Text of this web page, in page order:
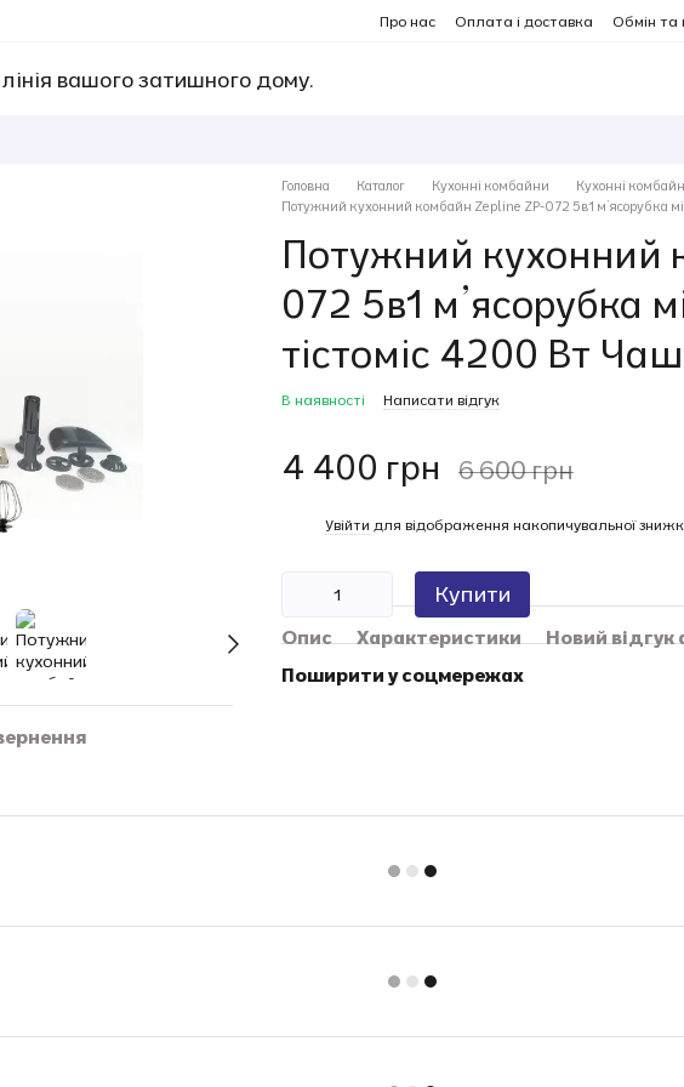
Про нас Оплата і доставка Обмін та
вашого затишного дому.
Головна Каталог Кухонні комбайни
Кухонні
Потужний кухонний комбайн Zepline ZP-072 5в1 м’ясорубка
Потужний кухонний
072 5в1 м’ясорубка
тістоміс 4200 Вт
В наявності Написати відгук
4 400 грн 6 600 грн
Увійти для відображення накопичувальної
Купити
Опис Характеристики
Новий відгук
Поширити у соцмережах